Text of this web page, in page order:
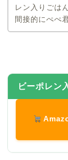
レン入りごは
間接的にぺぺ
ビーポレン